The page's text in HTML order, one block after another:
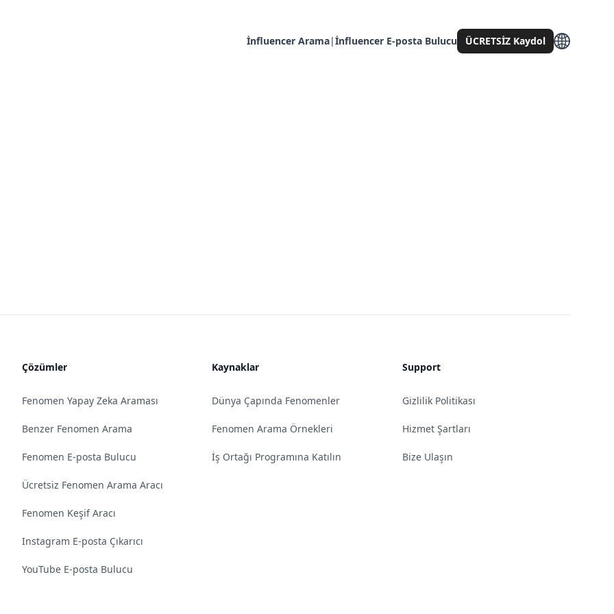
İnfluencer Arama|İnfluencer E-posta Bulucu ÜCRETSİZ Kaydol
Çözümler
Fenomen Yapay Zeka Araması
Benzer Fenomen Arama
Fenomen E-posta Bulucu
Ücretsiz Fenomen Arama Aracı
Fenomen Keşif Aracı
Instagram E-posta Çıkarıcı
YouTube E-posta Bulucu
Kaynaklar
Dünya Çapında Fenomenler
Fenomen Arama Örnekleri
İş Ortağı Programına Katılın
Support
Gizlilik Politikası
Hizmet Şartları
Bize Ulaşın